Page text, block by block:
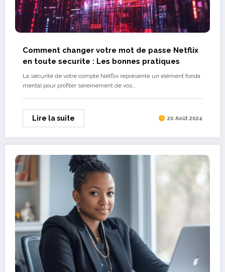
Comment changer votre mot de passe Netflix
en toute securite : Les bonnes pratiques
La sécurité de votre compte Netflix représente un élément fonda
mental pour profiter sereinement de vos…
Lire la suite 20 Août 2024